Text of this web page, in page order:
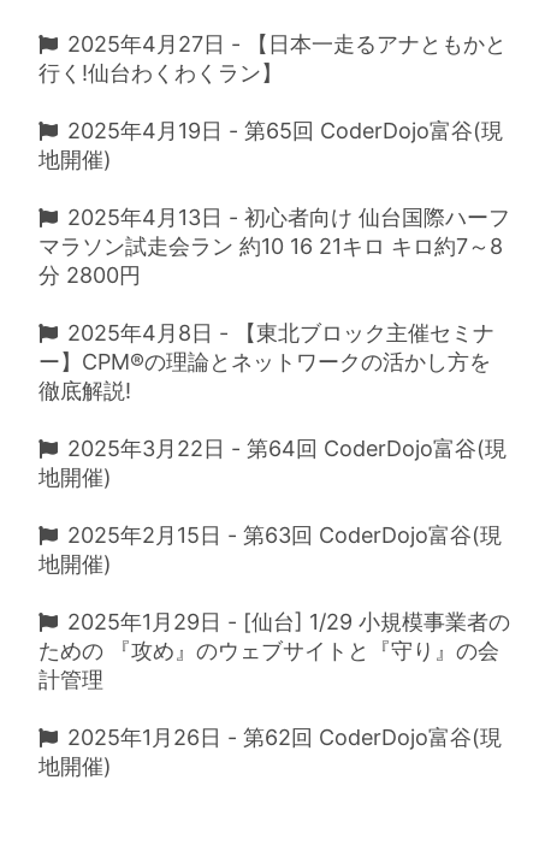
2025年4月27日 - 【日本一走るアナともかと
行く!仙台わくわくラン】
2025年4月19日 - 第65回 CoderDojo富谷(現
地開催)
2025年4月13日 - 初心者向け 仙台国際ハーフ
マラソン試走会ラン 約10 16 21キロ キロ約7～8
分 2800円
2025年4月8日 - 【東北ブロック主催セミナ
ー】CPM®の理論とネットワークの活かし方を
徹底解説!
2025年3月22日 - 第64回 CoderDojo富谷(現
地開催)
2025年2月15日 - 第63回 CoderDojo富谷(現
地開催)
2025年1月29日 - [仙台] 1/29 小規模事業者の
ための 『攻め』のウェブサイトと『守り』の会
計管理
2025年1月26日 - 第62回 CoderDojo富谷(現
地開催)